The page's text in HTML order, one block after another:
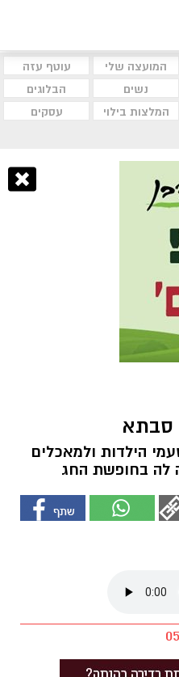
המועצה שלי
עוטף עזה
נשים
הבלוגים
המלצות בילוי
עסקים
סבתא
הילדות ולמאכלים
לה בחופשת החג